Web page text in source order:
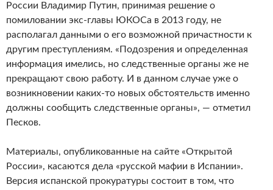
России Владимир Путин, принимая решение о
помиловании экс-главы ЮКОСа в 2013 году, не
располагал данными о его возможной причастности к
другим преступлениям. «Подозрения и определенная
информация имелись, но следственные органы же не
прекращают свою работу. И в данном случае уже о
возникновении каких-то новых обстоятельств именно
должны сообщить следственные органы», — отметил
Песков.
Материалы, опубликованные на сайте «Открытой
России», касаются дела «русской мафии в Испании».
Версия испанской прокуратуры состоит в том, что